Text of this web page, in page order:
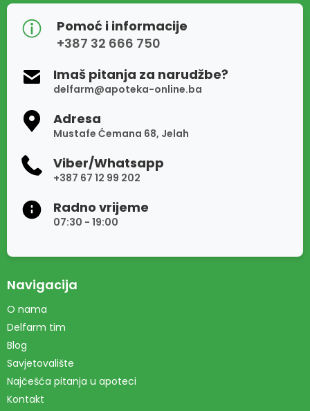
Pomoć i informacije
+387 32 666 750
Imaš pitanja za narudžbe?
delfarm@apoteka-online.ba
Adresa
Mustafe Ćemana 68, Jelah
Viber/Whatsapp
+387 67 12 99 202
Radno vrijeme
07:30 - 19:00
Navigacija
O nama
Delfarm tim
Blog
Savjetovalište
Najčešća pitanja u apoteci
Kontakt